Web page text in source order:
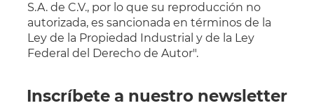
S.A. de C.V., por lo que su reproducción no
autorizada, es sancionada en términos de la
Ley de la Propiedad Industrial y de la Ley
Federal del Derecho de Autor".
Inscríbete a nuestro newsletter